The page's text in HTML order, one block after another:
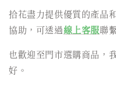
拾花盡力提供優質的產品
協助，可透過線上客服聯
也歡迎至門市選購商品，
好。